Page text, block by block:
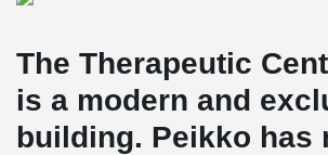
The Therapeutic
is a modern and
building. Peikko has